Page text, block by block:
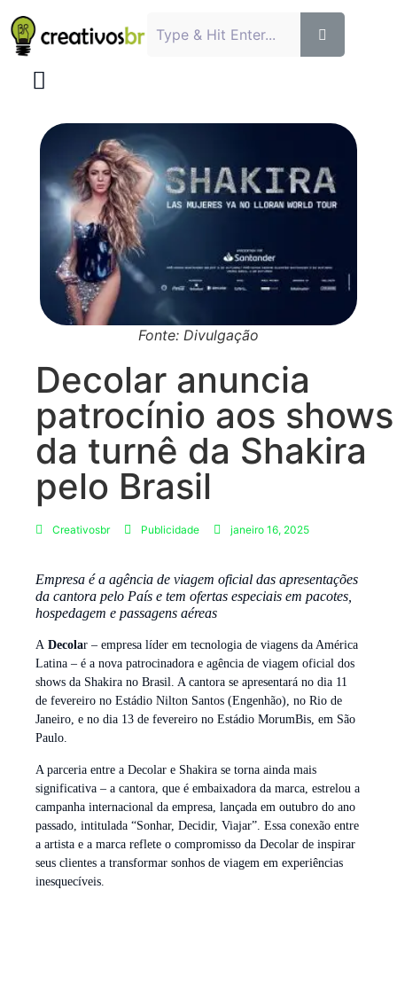
Fonte: Divulgação
Decolar anuncia
patrocínio aos shows
da turnê da Shakira
pelo Brasil
Creativosbr Publicidade janeiro 16, 2025
Empresa é a agência de viagem oficial das apresentações
da cantora pelo País e tem ofertas especiais em pacotes,
hospedagem e passagens aéreas
A Decolar – empresa líder em tecnologia de viagens da América
Latina – é a nova patrocinadora e agência de viagem oficial dos
shows da Shakira no Brasil. A cantora se apresentará no dia 11
de fevereiro no Estádio Nilton Santos (Engenhão), no Rio de
Janeiro, e no dia 13 de fevereiro no Estádio MorumBis, em São
Paulo.
A parceria entre a Decolar e Shakira se torna ainda mais
significativa – a cantora, que é embaixadora da marca, estrelou a
campanha internacional da empresa, lançada em outubro do ano
passado, intitulada “Sonhar, Decidir, Viajar”. Essa conexão entre
a artista e a marca reflete o compromisso da Decolar de inspirar
seus clientes a transformar sonhos de viagem em experiências
inesquecíveis.